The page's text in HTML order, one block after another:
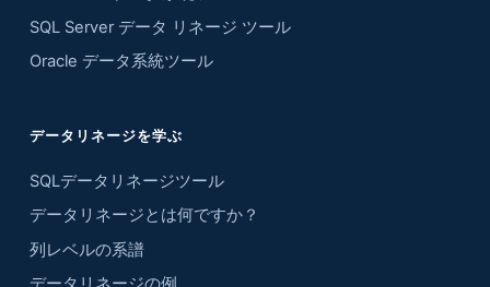
SQL Server データ リネージ ツール
Oracle データ系統ツール
データリネージを学ぶ
SQLデータリネージツール
データリネージとは何ですか？
列レベルの系譜